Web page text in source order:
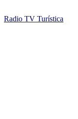
Radio TV Turística